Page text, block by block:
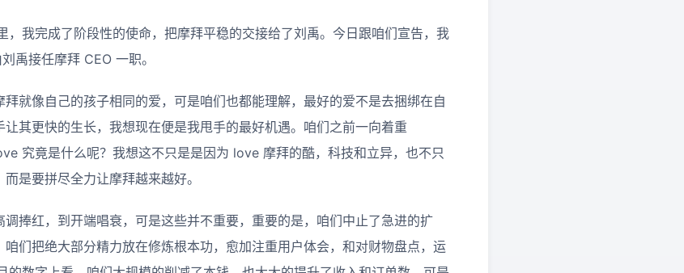
，我完成了阶段性的使命，把摩拜平稳的交接给了刘禹。今日跟咱们宣告，我
禹接任摩拜 CEO 一职。
就像自己的孩子相同的爱，可是咱们也都能理解，最好的爱不是去捆绑在自
其更快的生长，我想现在便是我甩手的最好机遇。咱们之前一向着重
究竟是什么呢？我想这不只是是因为 love 摩拜的酷，科技和立异，也不只
是要拼尽全力让摩拜越来越好。
捧红，到开端唱衰，可是这些并不重要，重要的是，咱们中止了急进的扩
们把绝大部分精力放在修炼根本功，愈加注重用户体会，和对财物盘点，运